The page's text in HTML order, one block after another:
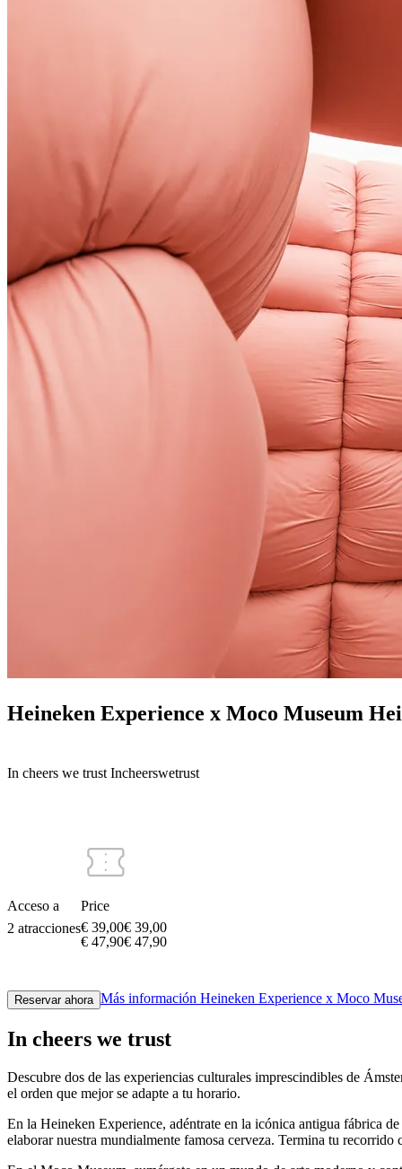
Heineken Experience x Moco Museum
In cheers we trust Incheerswetrust
Acceso a
2 atracciones
Price
€ 39,00€ 39,00
€ 47,90€ 47,90
Reservar ahora Más información Heineken Experience x Moco
In cheers we trust
Descubre dos de las experiencias culturales imprescindibles de
el orden que mejor se adapte a tu horario.
En la Heineken Experience, adéntrate en la icónica antigua fábrica
elaborar nuestra mundialmente famosa cerveza. Termina tu